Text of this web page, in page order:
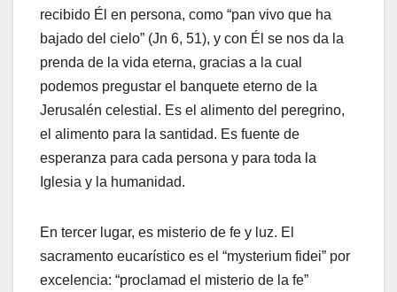
recibido Él en persona, como “pan vivo que ha
bajado del cielo” (Jn 6, 51), y con Él se nos da la
prenda de la vida eterna, gracias a la cual
podemos pregustar el banquete eterno de la
Jerusalén celestial. Es el alimento del peregrino,
el alimento para la santidad. Es fuente de
esperanza para cada persona y para toda la
Iglesia y la humanidad.
En tercer lugar, es misterio de fe y luz. El
sacramento eucarístico es el “mysterium fidei” por
excelencia: “proclamad el misterio de la fe”